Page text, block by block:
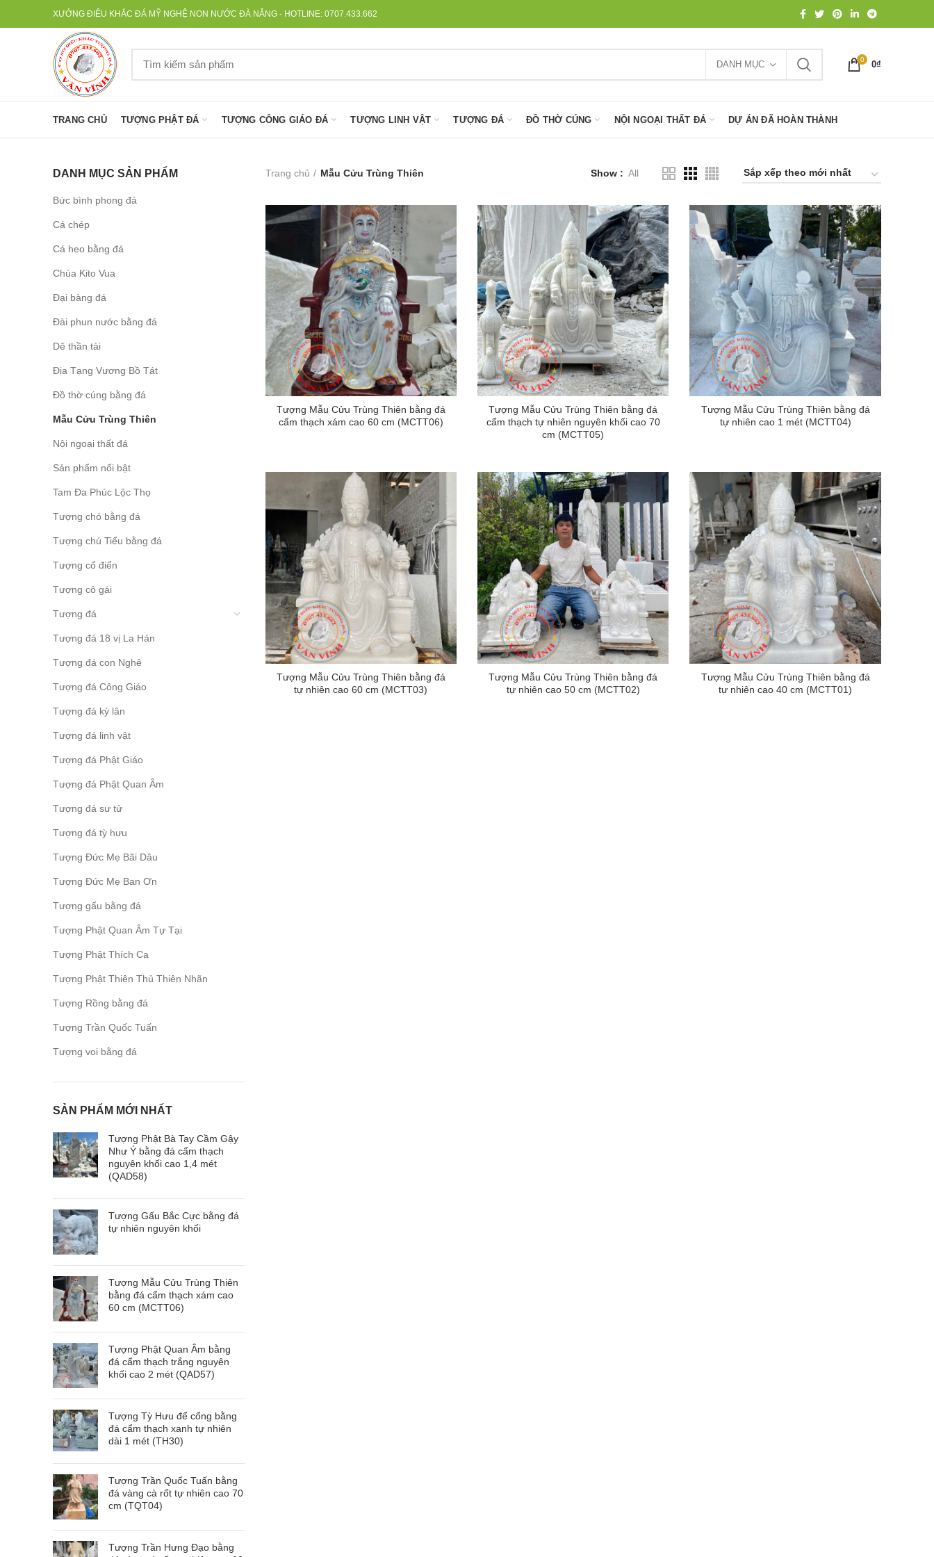
XƯỞNG ĐIÊU KHẮC ĐÁ MỸ NGHỆ NON NƯỚC ĐÀ NẴNG - HOTLINE: 0707.433.662
DANH MỤC 0 0₫
TRANG CHỦ TƯỢNG PHẬT ĐÁ TƯỢNG CÔNG GIÁO ĐÁ TƯỢNG LINH VẬT TƯỢNG ĐÁ ĐỒ THỜ CÚNG NỘI NGOẠI THẤT ĐÁ DỰ ÁN ĐÃ HOÀN THÀNH
DANH MỤC SẢN PHẨM
Bức bình phong đá
Cá chép
Cá heo bằng đá
Chúa Kito Vua
Đại bàng đá
Đài phun nước bằng đá
Dê thần tài
Địa Tạng Vương Bồ Tát
Đồ thờ cúng bằng đá
Mẫu Cửu Trùng Thiên
Nội ngoại thất đá
Sản phẩm nổi bật
Tam Đa Phúc Lộc Thọ
Tượng chó bằng đá
Tượng chú Tiểu bằng đá
Tượng cổ điển
Tượng cô gái
Tượng đá
Tượng đá 18 vị La Hán
Tượng đá con Nghê
Tượng đá Công Giáo
Tượng đá kỳ lân
Tượng đá linh vật
Tượng đá Phật Giáo
Tượng đá Phật Quan Âm
Tượng đá sư tử
Tượng đá tỳ hưu
Tượng Đức Mẹ Bãi Dâu
Tượng Đức Mẹ Ban Ơn
Tượng gấu bằng đá
Tượng Phật Quan Âm Tự Tại
Tượng Phật Thích Ca
Tượng Phật Thiên Thủ Thiên Nhãn
Tượng Rồng bằng đá
Tượng Trần Quốc Tuấn
Tượng voi bằng đá
SẢN PHẨM MỚI NHẤT
Tượng Phật Bà Tay Cầm Gậy
Như Ý bằng đá cẩm thạch
nguyên khối cao 1,4 mét
(QAD58)
Tượng Gấu Bắc Cực bằng đá
tự nhiên nguyên khối
Tượng Mẫu Cửu Trùng Thiên
bằng đá cẩm thạch xám cao
60 cm (MCTT06)
Tượng Phật Quan Âm bằng
đá cẩm thạch trắng nguyên
khối cao 2 mét (QAD57)
Tượng Tỳ Hưu để cổng bằng
đá cẩm thạch xanh tự nhiên
dài 1 mét (TH30)
Tượng Trần Quốc Tuấn bằng
đá vàng cà rốt tự nhiên cao 70
cm (TQT04)
Tượng Trần Hưng Đạo bằng
Trang chủ Mẫu Cửu Trùng Thiên Show All
Tượng Mẫu Cửu Trùng Thiên bằng đá
cẩm thạch xám cao 60 cm (MCTT06)
Tượng Mẫu Cửu Trùng Thiên bằng đá
cẩm thạch tự nhiên nguyên khối cao 70
cm (MCTT05)
Tượng Mẫu Cửu Trùng Thiên bằng đá
tự nhiên cao 1 mét (MCTT04)
Tượng Mẫu Cửu Trùng Thiên bằng đá
tự nhiên cao 60 cm (MCTT03)
Tượng Mẫu Cửu Trùng Thiên bằng đá
tự nhiên cao 50 cm (MCTT02)
Tượng Mẫu Cửu Trùng Thiên bằng đá
tự nhiên cao 40 cm (MCTT01)